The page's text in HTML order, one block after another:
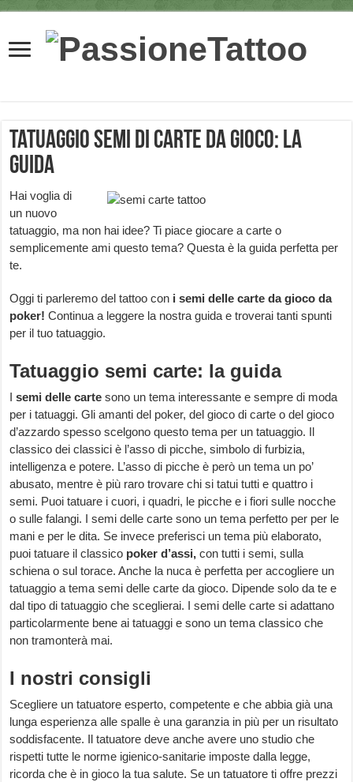
Tatuaggio semi di carte da gioco: la
guida
Hai voglia di
un nuovo
tatuaggio, ma non hai idee? Ti piace giocare a carte o
semplicemente ami questo tema? Questa è la guida perfetta per
te.
Oggi ti parleremo del tattoo con i semi delle carte da gioco da
poker! Continua a leggere la nostra guida e troverai tanti spunti
per il tuo tatuaggio.
Tatuaggio semi carte: la guida
Isemi delle carte sono un tema interessante e sempre di moda
per i tatuaggi. Gli amanti del poker, del gioco di carte o del gioco
d’azzardo spesso scelgono questo tema per un tatuaggio. Il
classico dei classici è l’asso di picche, simbolo di furbizia,
intelligenza e potere. L’asso di picche è però un tema un po’
abusato, mentre è più raro trovare chi si tatui tutti e quattro i
semi. Puoi tatuare i cuori, i quadri, le picche e i fiori sulle nocche
o sulle falangi. I semi delle carte sono un tema perfetto per per le
mani e per le dita. Se invece preferisci un tema più elaborato,
puoi tatuare il classico poker d’assi, con tutti i semi, sulla
schiena o sul torace. Anche la nuca è perfetta per accogliere un
tatuaggio a tema semi delle carte da gioco. Dipende solo da te e
dal tipo di tatuaggio che sceglierai. I semi delle carte si adattano
particolarmente bene ai tatuaggi e sono un tema classico che
non tramonterà mai.
I nostri consigli
Scegliere un tatuatore esperto, competente e che abbia già una
lunga esperienza alle spalle è una garanzia in più per un risultato
soddisfacente. Il tatuatore deve anche avere uno studio che
rispetti tutte le norme igienico-sanitarie imposte dalla legge,
ricorda che è in gioco la tua salute. Se un tatuatore ti offre prezzi